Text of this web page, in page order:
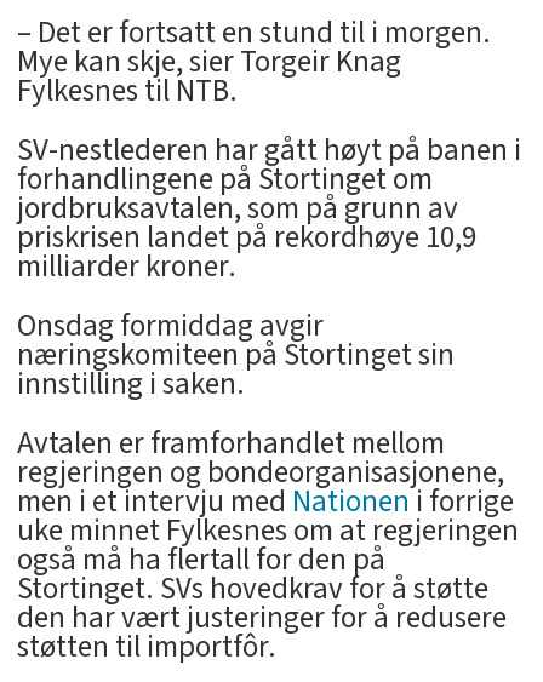
­– Det er fortsatt en stund til i morgen.
Mye kan skje, sier Torgeir Knag
Fylkesnes til NTB.
SV-nestlederen har gått høyt på banen i
forhandlingene på Stortinget om
jordbruksavtalen, som på grunn av
priskrisen landet på rekordhøye 10,9
milliarder kroner.
Onsdag formiddag avgir
næringskomiteen på Stortinget sin
innstilling i saken.
Avtalen er framforhandlet mellom
regjeringen og bondeorganisasjonene,
men i et intervju med Nationeni forrige
uke minnet Fylkesnes om at regjeringen
også må ha flertall for den på
Stortinget. SVs hovedkrav for å støtte
den har vært justeringer for å redusere
støtten til importfôr.